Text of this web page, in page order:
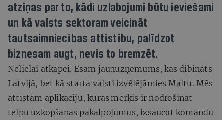
atziņas par to, kādi uzlabojumi būtu ieviešami
un kā valsts sektoram veicināt
tautsaimniecības attīstību, palīdzot
biznesam augt, nevis to bremzēt.
Nelielai atkāpei. Esam jaunuzņēmums, kas dibināts
Latvijā, bet kā starta valsti izvēlējāmies Maltu. Mēs
attīstām aplikāciju, kuras mērķis ir nodrošināt
telpu uzkopšanas pakalpojumus, izsaucot komandu